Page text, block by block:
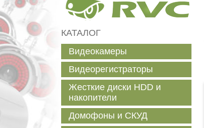
КАТАЛОГ
Видеокамеры
Видеорегистраторы
Жесткие диски HDD и
накопители
Домофоны и СКУД